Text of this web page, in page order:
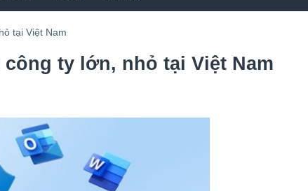
tại Việt Nam
ty lớn, nhỏ tại Việt Nam